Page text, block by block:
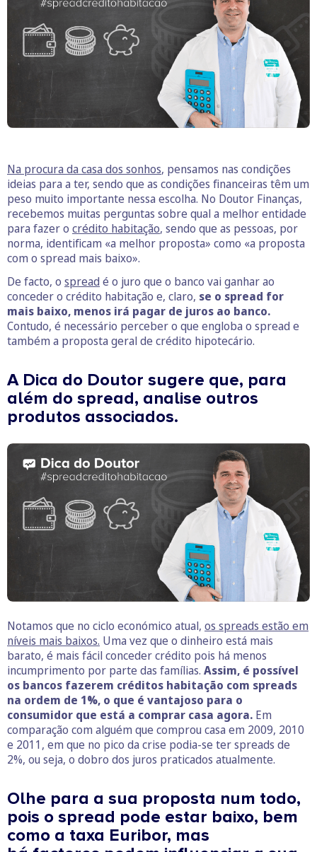
Na procura da casa dos sonhos, pensamos nas condições
ideias para a ter, sendo que as condições financeiras têm um
peso muito importante nessa escolha. No Doutor Finanças,
recebemos muitas perguntas sobre qual a melhor entidade
para fazer o crédito habitação, sendo que as pessoas, por
norma, identificam «a melhor proposta» como «a proposta
com o spread mais baixo».
De facto, o spread é o juro que o banco vai ganhar ao
conceder o crédito habitação e, claro, se o spread for
mais baixo, menos irá pagar de juros ao banco.
Contudo, é necessário perceber o que engloba o spread e
também a proposta geral de crédito hipotecário.
A Dica do Doutor sugere que, para
além do spread, analise outros
produtos associados.
Notamos que no ciclo económico atual, os spreads estão em
níveis mais baixos. Uma vez que o dinheiro está mais
barato, é mais fácil conceder crédito pois há menos
incumprimento por parte das famílias. Assim, é possível
os bancos fazerem créditos habitação com spreads
na ordem de 1%, o que é vantajoso para o
consumidor que está a comprar casa agora. Em
comparação com alguém que comprou casa em 2009, 2010
e 2011, em que no pico da crise podia-se ter spreads de
2%, ou seja, o dobro dos juros praticados atualmente.
Olhe para a sua proposta num todo,
pois o spread pode estar baixo, bem
como a taxa Euribor, mas